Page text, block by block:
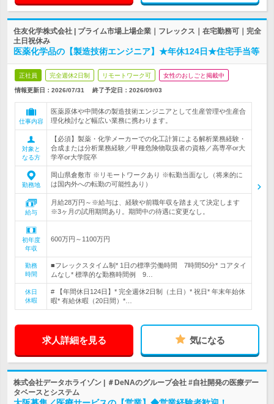
住友化学株式会社 | プライム市場上場企業｜フレックス｜在宅勤務可｜完全
土日祝休み
医薬化学品の【製造技術エンジニア】★年休124日★住宅手当等
正社員 完全週休2日制 リモートワーク可 女性のおしごと掲載中
情報更新日：2026/07/31 終了予定日： 2026/09/03
仕事内容
医薬原体や中間体の製造技術エンジニアとして生産管理や生産合
理化検討など幅広い業務に携わります。
対象と
なる方
【必須】製薬・化学メーカーでの化工計算による解析業務経験・
合成または分析業務経験／甲種危険物取扱者の資格／高専卒or大
学卒or大学院卒
勤務地
岡山県倉敷市 ※リモートワークあり ※転勤当面なし（将来的に
は国内外への転勤の可能性あり）
給与
月給28万円～※給与は、経験や前職年収を踏まえて決定します
※3ヶ月の試用期間あり。期間中の待遇に変更なし。
初年度
年収
600万円～1100万円
勤務
時間
■フレックスタイム制* 1日の標準労働時間 7時間50分* コアタイ
ムなし* 標準的な勤務時間例 9…
休日
休暇
# 【年間休日124日】* 完全週休2日制（土日）* 祝日* 年末年始休
暇* 有給休暇（20日間）*…
求人詳細を見る 気になる
株式会社データホライゾン | ＃DeNAのグループ会社 #自社開発の医療デー
タベースとシステム